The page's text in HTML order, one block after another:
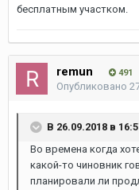
бесплатным участком.
remun 491
Опубликовано
В 26.09.2018 в
Во времена когда
какой-то чиновник
планировали ли